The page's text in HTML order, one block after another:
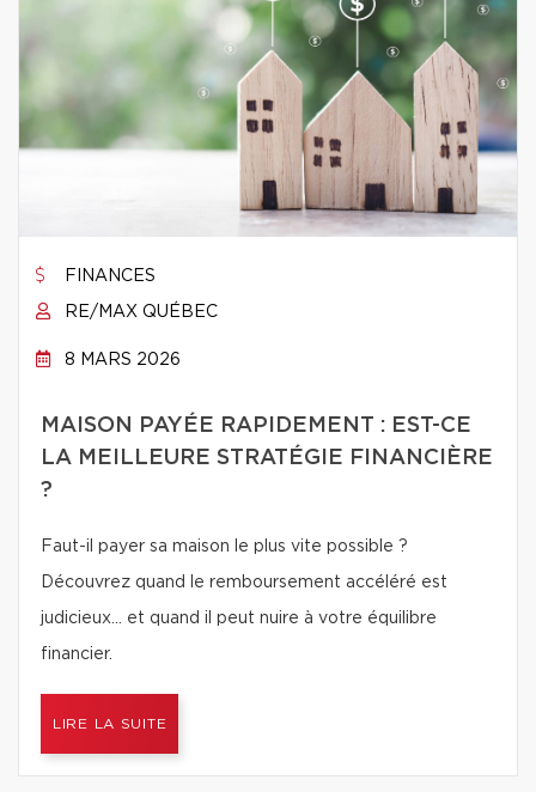
FINANCES
RE/MAX QUÉBEC
8 MARS 2026
MAISON PAYÉE RAPIDEMENT : EST-CE
LA MEILLEURE STRATÉGIE FINANCIÈRE
?
Faut-il payer sa maison le plus vite possible ?
Découvrez quand le remboursement accéléré est
judicieux… et quand il peut nuire à votre équilibre
financier.
LIRE LA SUITE